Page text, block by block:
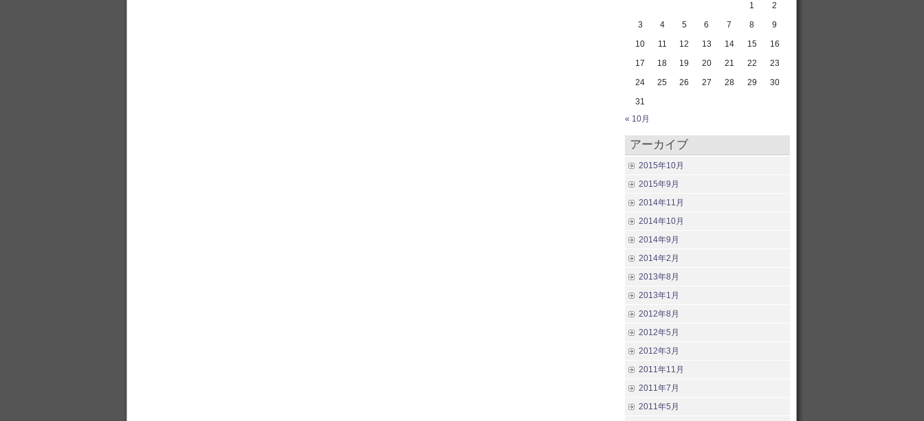
1
2
3
4 5 6 7 8
9
10
11 12 13 14 15
16
17
18 19 20 21 22
23
24
25 26 27 28 29
30
31
« 10月
アーカイブ
2015年10月
2015年9月
2014年11月
2014年10月
2014年9月
2014年2月
2013年8月
2013年1月
2012年8月
2012年5月
2012年3月
2011年11月
2011年7月
2011年5月